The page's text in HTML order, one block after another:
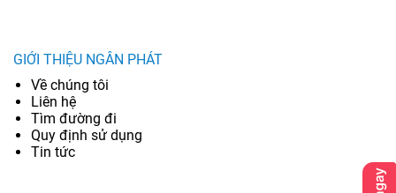
GIỚI THIỆU NGÂN PHÁT
Về chúng tôi
Liên hệ
Tìm đường đi
Quy định sử dụng
Tin tức